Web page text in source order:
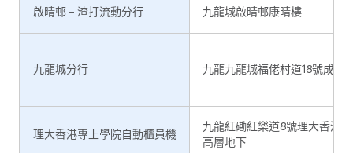
啟晴邨 – 渣打流動分行 九龍城啟晴邨康晴樓
九龍城分行 九龍九龍城福佬村道18號成龍
理大香港專上學院自動櫃員機
九龍紅磡紅樂道8號理大香港
高層地下